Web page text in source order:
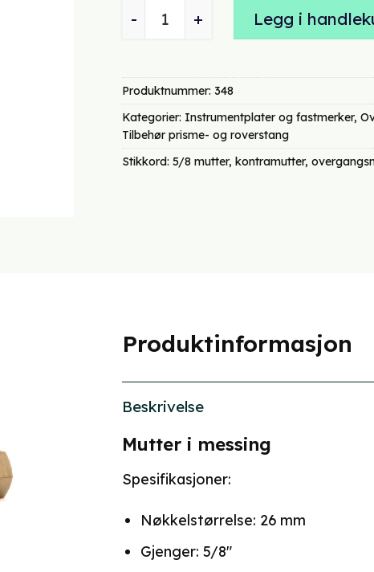
Mutter med 5/8" gjenger antall
Legg i
Produktnummer: 348
Kategorier: Instrumentplater og fastmerker,
Tilbehør prisme- og roverstang
Stikkord: 5/8 mutter, kontramutter,
Produktinformasjon
Beskrivelse
Mutter i messing
Spesifikasjoner:
Nøkkelstørrelse: 26 mm
Gjenger: 5/8″